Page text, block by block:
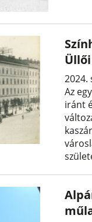
2024.
Az
iránt